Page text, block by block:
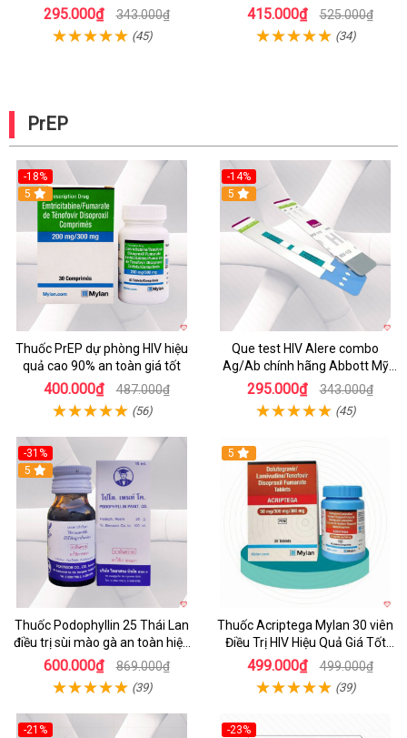
phát hiện sớm sau 14 ngày,
chính xác cao
295.000₫ 343.000₫
(45)
tốt
415.000₫ 525.000₫
(34)
PrEP
-18%
5
Thuốc PrEP dự phòng HIV hiệu
quả cao 90% an toàn giá tốt
400.000₫ 487.000₫
(56)
-14%
5
Que test HIV Alere combo
Ag/Ab chính hãng Abbott Mỹ
phát hiện sớm sau 14 ngày,
chính xác cao
295.000₫ 343.000₫
(45)
-31%
5
Thuốc Podophyllin 25 Thái Lan
điều trị sùi mào gà an toàn hiệu
quả
600.000₫ 869.000₫
(39)
5
Thuốc Acriptega Mylan 30 viên
Điều Trị HIV Hiệu Quả Giá Tốt
Chính Hãng
499.000₫ 499.000₫
(39)
-21%
-23%